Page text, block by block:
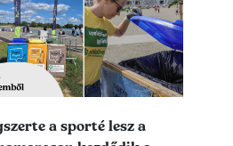
a sporté lesz a